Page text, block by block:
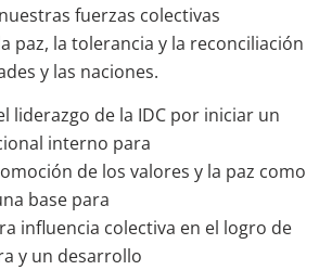
fuerzas colectivas
paz, la tolerancia y la reconciliación
y las naciones.
liderazgo de la IDC por iniciar un
interno para
de los valores y la paz como
base para
influencia colectiva en el logro de
y un desarrollo